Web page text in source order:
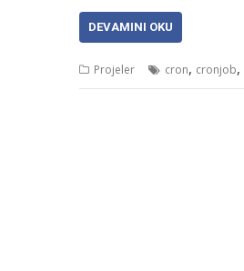
DEVAMINI OKU
Projeler cron, cronjob,